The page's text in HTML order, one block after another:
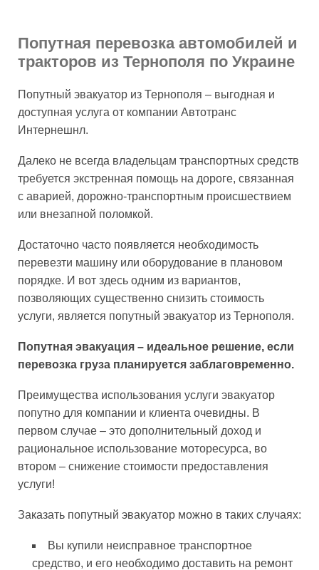
Попутная перевозка автомобилей и
тракторов из Тернополя по Украине
Попутный эвакуатор из Тернополя – выгодная и
доступная услуга от компании Автотранс
Интернешнл.
Далеко не всегда владельцам транспортных средств
требуется экстренная помощь на дороге, связанная
с аварией, дорожно-транспортным происшествием
или внезапной поломкой.
Достаточно часто появляется необходимость
перевезти машину или оборудование в плановом
порядке. И вот здесь одним из вариантов,
позволяющих существенно снизить стоимость
услуги, является попутный эвакуатор из Тернополя.
Попутная эвакуация – идеальное решение, если
перевозка груза планируется заблаговременно.
Преимущества использования услуги эвакуатор
попутно для компании и клиента очевидны. В
первом случае – это дополнительный доход и
рациональное использование моторесурса, во
втором – снижение стоимости предоставления
услуги!
Заказать попутный эвакуатор можно в таких случаях:
Вы купили неисправное транспортное
средство, и его необходимо доставить на ремонт